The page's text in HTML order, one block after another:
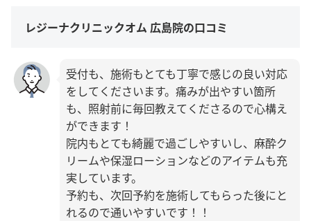
レジーナクリニックオム 広島院の口コミ
受付も、施術もとても丁寧で感じの良い対応
をしてくださいます。痛みが出やすい箇所
も、照射前に毎回教えてくださるので心構え
ができます！
院内もとても綺麗で過ごしやすいし、麻酔ク
リームや保湿ローションなどのアイテムも充
実しています。
予約も、次回予約を施術してもらった後にと
れるので通いやすいです！！